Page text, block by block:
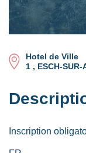
Hotel de Ville
1 , ESCH-
Inscription